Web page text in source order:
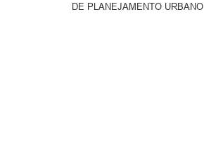
DE PLANEJAMENTO URBANO